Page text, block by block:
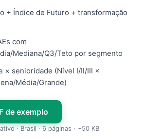
+ Índice de Futuro + transformação
com
Mediana/Q3/Teto por segmento
× senioridade (Nível I/II/III ×
Média/Grande)
de exemplo
· Brasil · 6 páginas · ~50 KB